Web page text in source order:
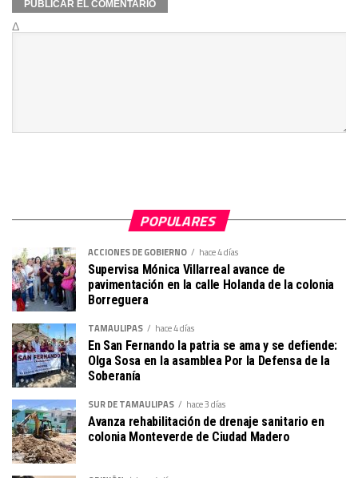
Δ
POPULARES
ACCIONES DE GOBIERNO hace 4 días
Supervisa Mónica Villarreal avance de
pavimentación en la calle Holanda de la colonia
Borreguera
TAMAULIPAS hace 4 días
En San Fernando la patria se ama y se defiende:
Olga Sosa en la asamblea Por la Defensa de la
Soberanía
SUR DE TAMAULIPAS hace 3 días
Avanza rehabilitación de drenaje sanitario en
colonia Monteverde de Ciudad Madero